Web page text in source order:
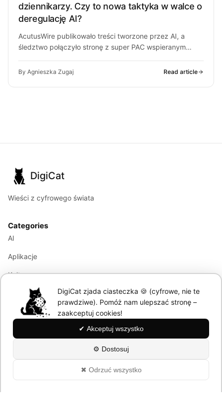
dziennikarzy. Czy to nowa taktyka w walce o
deregulację AI?
AcutusWire publikowało treści tworzone przez AI, a
śledztwo połączyło stronę z super PAC wspieranym
By Agnieszka Zugaj Read article
DigiCat
Wieści z cyfrowego świata
Categories
AI
Aplikacje
Kultura
Marketing
Modele językowe
About
Polityka Prywatności
DigiCat zjada ciasteczka 🍪 (cyfrowe, nie te
prawdziwe). Pomóż nam ulepszać stronę –
zaakceptuj cookies!
✔ Akceptuj wszystko
⚙ Dostosuj
✖ Odrzuć wszystko